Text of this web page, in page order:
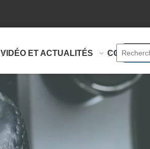
VIDÉO ET ACTUALITÉS